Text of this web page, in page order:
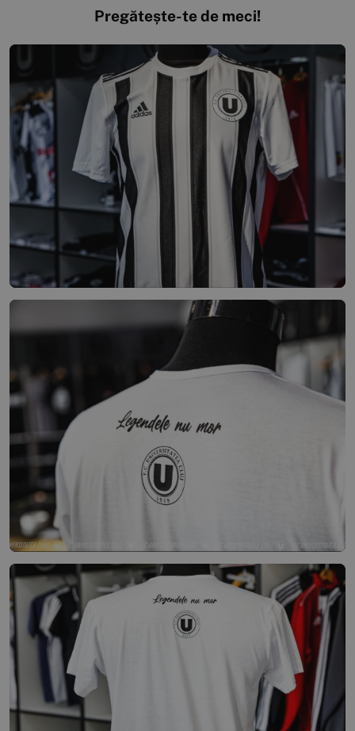
Pregătește-te de meci!